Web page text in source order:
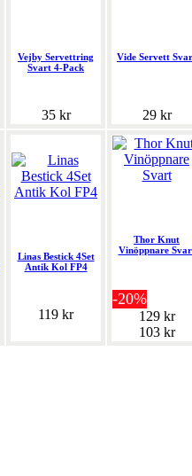
Vejby Servettring
Svart 4-Pack
35 kr
Vide Servett
29 kr
Linas Bestick 4Set
Antik Kol FP4
119 kr
Thor Knut
Vinöppnare
-20%
129 kr
103 kr